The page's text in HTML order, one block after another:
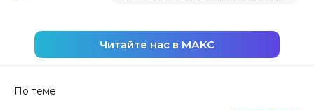
Читайте нас в МАКС
По теме